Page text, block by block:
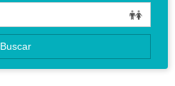
Buscar